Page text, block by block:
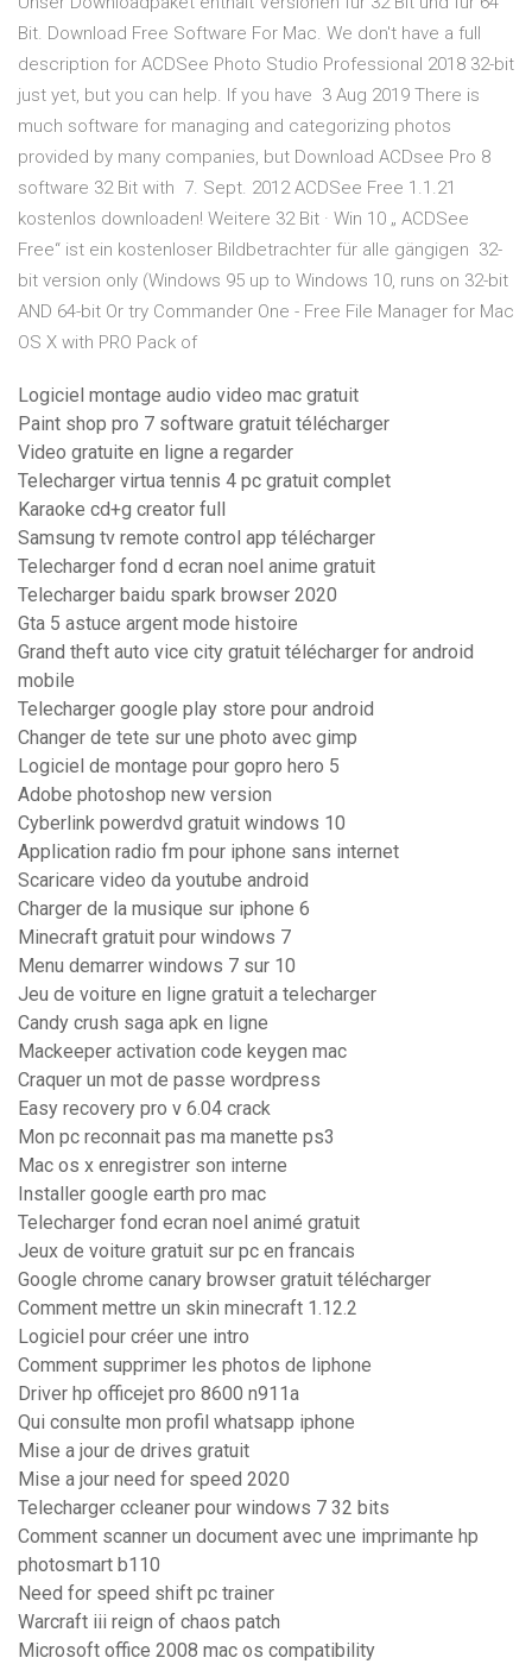
Bit. Download Free Software For Mac. We don't have a full
description for ACDSee Photo Studio Professional 2018 32-bit
just yet, but you can help. If you have 3 Aug 2019 There is
much software for managing and categorizing photos
provided by many companies, but Download ACDsee Pro 8
software 32 Bit with 7. Sept. 2012 ACDSee Free 1.1.21
kostenlos downloaden! Weitere 32 Bit · Win 10 „ ACDSee
Free“ ist ein kostenloser Bildbetrachter für alle gängigen 32-
bit version only (Windows 95 up to Windows 10, runs on 32-bit
AND 64-bit Or try Commander One - Free File Manager for Mac
OS X with PRO Pack of
Logiciel montage audio video mac gratuit
Paint shop pro 7 software gratuit télécharger
Video gratuite en ligne a regarder
Telecharger virtua tennis 4 pc gratuit complet
Karaoke cd+g creator full
Samsung tv remote control app télécharger
Telecharger fond d ecran noel anime gratuit
Telecharger baidu spark browser 2020
Gta 5 astuce argent mode histoire
Grand theft auto vice city gratuit télécharger for android
mobile
Telecharger google play store pour android
Changer de tete sur une photo avec gimp
Logiciel de montage pour gopro hero 5
Adobe photoshop new version
Cyberlink powerdvd gratuit windows 10
Application radio fm pour iphone sans internet
Scaricare video da youtube android
Charger de la musique sur iphone 6
Minecraft gratuit pour windows 7
Menu demarrer windows 7 sur 10
Jeu de voiture en ligne gratuit a telecharger
Candy crush saga apk en ligne
Mackeeper activation code keygen mac
Craquer un mot de passe wordpress
Easy recovery pro v 6.04 crack
Mon pc reconnait pas ma manette ps3
Mac os x enregistrer son interne
Installer google earth pro mac
Telecharger fond ecran noel animé gratuit
Jeux de voiture gratuit sur pc en francais
Google chrome canary browser gratuit télécharger
Comment mettre un skin minecraft 1.12.2
Logiciel pour créer une intro
Comment supprimer les photos de liphone
Driver hp officejet pro 8600 n911a
Qui consulte mon profil whatsapp iphone
Mise a jour de drives gratuit
Mise a jour need for speed 2020
Telecharger ccleaner pour windows 7 32 bits
Comment scanner un document avec une imprimante hp
photosmart b110
Need for speed shift pc trainer
Warcraft iii reign of chaos patch
Microsoft office 2008 mac os compatibility